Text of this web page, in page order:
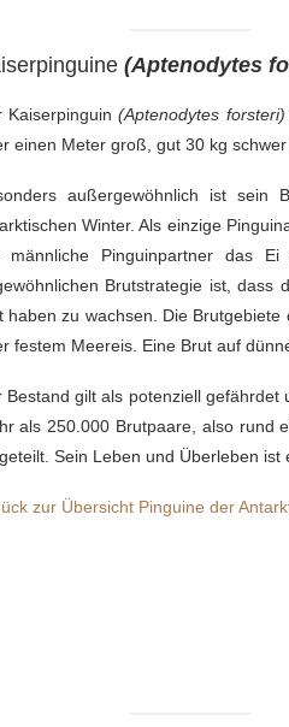
(Aptenodytes
Kaiserpinguin(Aptenodytes forsteri)
einen Meter groß, gut 30 kg
außergewöhnlich ist
Winter. Als einzige
männliche Pinguinpartner das
Brutstrategie ist, dass
haben zu wachsen. Die
festem Meereis. Eine Brut auf
Bestand gilt als potenziell
als 250.000 Brutpaare, also rund
Sein Leben und Überleben ist
zur Übersicht Pinguine der